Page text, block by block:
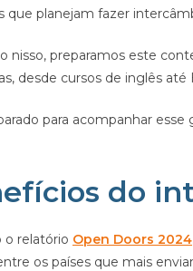
que planejam fazer
nisso, preparamos este
desde cursos de inglês até
para acompanhar
do
o relatório Open Doors 2024
os países que mais